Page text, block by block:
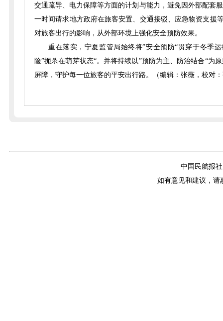
交通疏导、电力保障等方面的计划与能力，避免因外部配套
一时间请求地方政府在旅客安置、交通接驳、应急物资支援
对旅客出行的影响，从外部环境上强化安全预防效果。
重在落实，宁夏监管局始终将”安全预防“贯穿于冬季
险”扼杀在萌芽状态“。并将持续以”预防为主、防治结合“为
屏障，守护每一位旅客的平安出行路。（编辑：张薇，校对
中国民航报
如有意见和建议，请